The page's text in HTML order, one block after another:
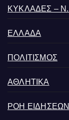
ΚΥΚΛΑΔΕΣ – Ν.
ΕΛΛΑΔΑ
ΠΟΛΙΤΙΣΜΟΣ
ΑΘΛΗΤΙΚΑ
ΡΟΗ ΕΙΔΗΣΕΩΝ